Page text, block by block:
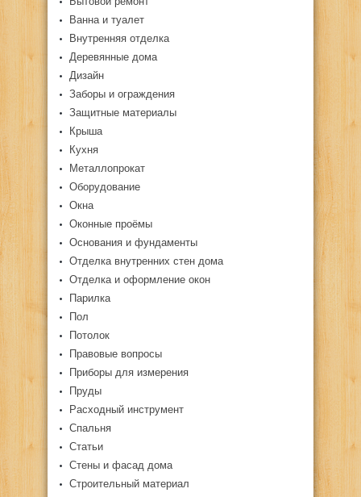
Ванна и туалет
Внутренняя отделка
Деревянные дома
Дизайн
Заборы и ограждения
Защитные материалы
Крыша
Кухня
Металлопрокат
Оборудование
Окна
Оконные проёмы
Основания и фундаменты
Отделка внутренних стен дома
Отделка и оформление окон
Парилка
Пол
Потолок
Правовые вопросы
Приборы для измерения
Пруды
Расходный инструмент
Спальня
Статьи
Стены и фасад дома
Строительный материал